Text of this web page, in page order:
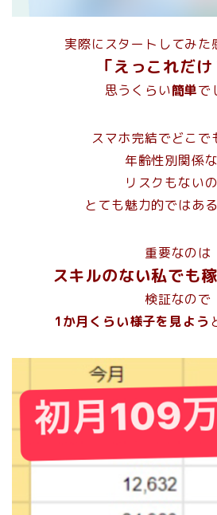
実際にスタートしてみた
「えっこれだけ
思うくらい簡単で
スマホ完結でどこで
年齢性別関係
リスクもない
とても魅力的ではあ
重要なのは
スキルのない私でも
検証なので
1か月くらい様子を見よう